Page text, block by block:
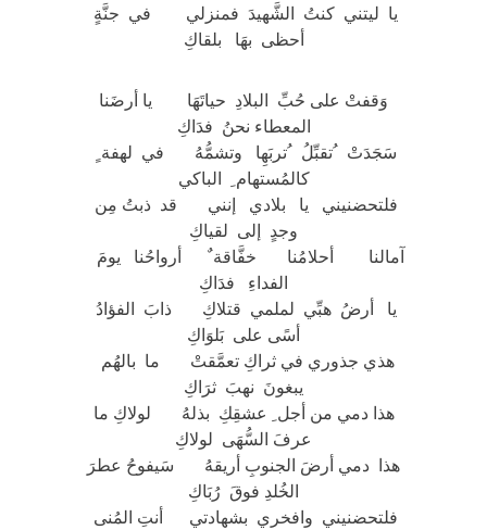
يا ليتني كنتُ الشَّهيدَ فمنزلي في جنَّةٍ
أحظى بهَا بلقاكِ
وَقفتْ على حُبِّ البلادِ حياتَهَا يا أرضَنا
المعطاء نحنُ فدَاكِ
سَجَدَتْ ُتقبِّلُ ُتربَهِا وتشمُّهُ في لهفة ٍ
كالمُستهام ِ الباكي
فلتحضنيني يا بلادي إنني قد ذبتُ مِن
وجدٍ إلى لقياكِ
آمالنا أحلامُنا خفَّاقة ٌ أرواحُنا يومَ
الفداءِ فدَاكِ
يا أرضُ هبِّي لملمي قتلاكِ ذابَ الفؤادُ
أسًى على بَلوَاكِ
هذي جذوري في ثراكِ تعمَّقتْ ما بالهُم
يبغونَ نهبَ ثرَاكِ
هذا دمي من أجل ِ عشقِكِ بذلهُ لولاكِ ما
عرفَ السُّهَى لولاكِ
هذا دمي أرضَ الجنوبِ أريقهُ سَيفوحُ عطرَ
الخُلدِ فوقَ رُبَاكِ
فلتحضنيني وافخري بشهادتي أنتِ المُنى